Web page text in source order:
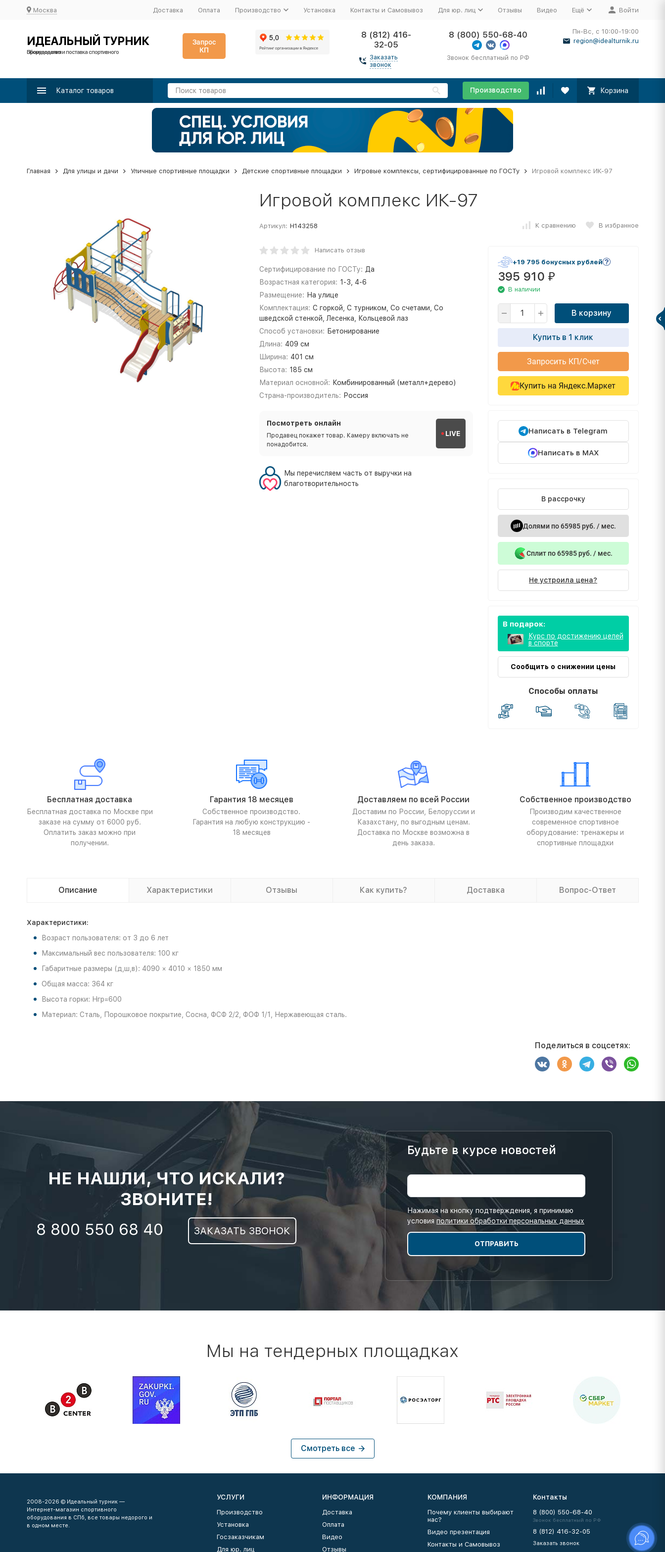
Москва Доставка Оплата Производство Установка Контакты и Самовывоз Для юр. лиц Отзывы Видео Ещё Войти
ИДЕАЛЬНЫЙ ТУРНИК
Производство и поставка спортивного оборудования
Запрос
КП
8 (812) 416-
32-05
Заказать
звонок
8 (800) 550-68-40
Звонок бесплатный по РФ
Пн-Вс, с 10:00-19:00
region@idealturnik.ru
Каталог товаров Производство Корзина
Главная Для улицы и дачи Уличные спортивные площадки Детские спортивные площадки Игровые комплексы, сертифицированные по ГОСТу Игровой комплекс ИК-97
Игровой комплекс ИК-97
Артикул: Н143258 К сравнению В избранное
Написать отзыв
Сертифицирование по ГОСТу: Да
Возрастная категория: 1-3, 4-6
Размещение: На улице
Комплектация: С горкой, С турником, Со счетами, Со
шведской стенкой, Лесенка, Кольцевой лаз
Способ установки: Бетонирование
Длина: 409 см
Ширина: 401 см
Высота: 185 см
Материал основной: Комбинированный (металл+дерево)
Страна-производитель: Россия
Посмотреть онлайн
Продавец покажет товар. Камеру включать не
понадобится.
LIVE
Мы перечисляем часть от выручки на
благотворительность
+19 795 бонусных рублей
395 910 ₽
В наличии
В корзину
Купить в 1 клик
Запросить КП/Счет
Купить на Яндекс.Маркет
Написать в Telegram
Написать в MAX
В рассрочку
Долями по 65985 руб. / мес.
Сплит по 65985 руб. / мес.
Не устроила цена?
В подарок:
Курс по достижению целей
в спорте
Сообщить о снижении цены
Способы оплаты
Бесплатная доставка
Бесплатная доставка по Москве при
заказе на сумму от 6000 руб.
Оплатить заказ можно при
получении.
Гарантия 18 месяцев
Собственное производство.
Гарантия на любую конструкцию -
18 месяцев
Доставляем по всей России
Доставим по России, Белоруссии и
Казахстану, по выгодным ценам.
Доставка по Москве возможна в
день заказа.
Собственное производство
Производим качественное
современное спортивное
оборудование: тренажеры и
спортивные площадки
Описание Характеристики Отзывы Как купить? Доставка Вопрос-Ответ
Характеристики:
Возраст пользователя: от 3 до 6 лет
Максимальный вес пользователя: 100 кг
Габаритные размеры (д,ш,в): 4090 × 4010 × 1850 мм
Общая масса: 364 кг
Высота горки: Нгр=600
Материал: Сталь, Порошковое покрытие, Сосна, ФСФ 2/2, ФОФ 1/1, Нержавеющая сталь.
Поделиться в соцсетях:
НЕ НАШЛИ, ЧТО ИСКАЛИ?
ЗВОНИТЕ!
8 800 550 68 40 ЗАКАЗАТЬ ЗВОНОК
Будьте в курсе новостей
Нажимая на кнопку подтверждения, я принимаю
условия политики обработки персональных данных
Мы на тендерных площадках
Смотреть все
2008-2026 © Идеальный турник —
Интернет-магазин спортивного
оборудования в СПб, все товары недорого и
в одном месте.
УСЛУГИ
Производство
Установка
Госзаказчикам
Для юр. лиц
ИНФОРМАЦИЯ
Доставка
Оплата
Видео
Отзывы
КОМПАНИЯ
Почему клиенты выбирают
нас?
Видео презентация
Контакты и Самовывоз
Контакты
8 (800) 550-68-40
Звонок бесплатный по РФ
8 (812) 416-32-05
Заказать звонок